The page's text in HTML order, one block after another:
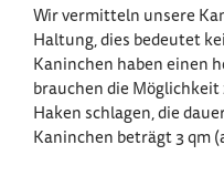
Wir vermitteln unsere
Haltung, dies bedeutet
Kaninchen haben einen
brauchen die
Haken schlagen, die
Kaninchen beträgt 3 qm